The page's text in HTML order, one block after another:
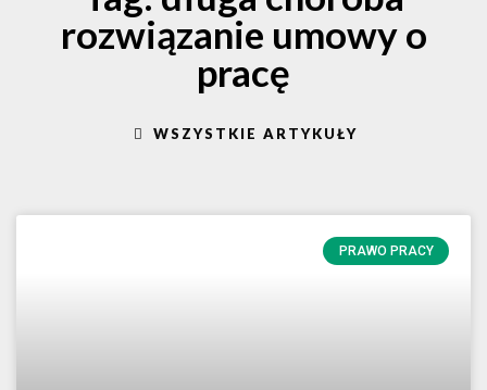
rozwiązanie umowy o
pracę
WSZYSTKIE ARTYKUŁY
PRAWO PRACY